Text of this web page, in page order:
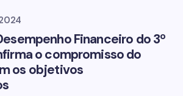
Financeiro do 3º
o compromisso do
os objetivos